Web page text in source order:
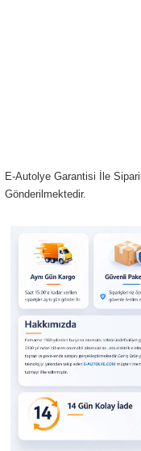
E-Autolye Garantisi İle
Gönderilmektedir.